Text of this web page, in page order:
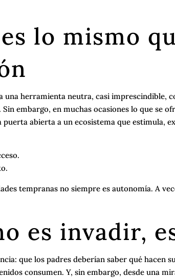
lo mismo
una herramienta neutra, casi imprescindible,
embargo, en muchas ocasiones lo que se
abierta a un ecosistema que estimula,
tempranas no siempre es autonomía. A
es invadir,
que los padres deberían saber qué hacen
consumen. Y, sin embargo, desde una